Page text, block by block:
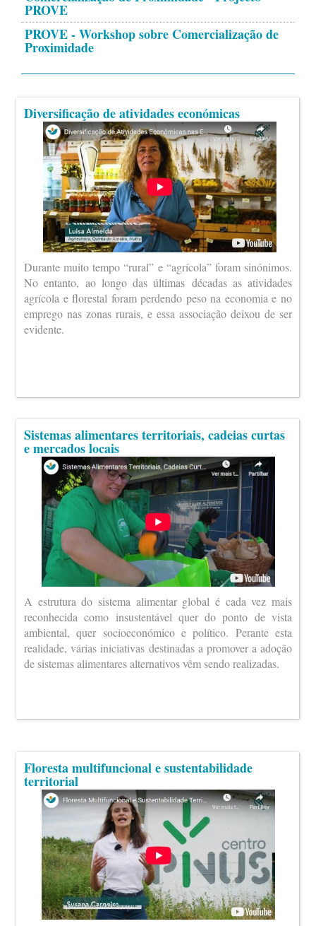
PROVE
PROVE - Workshop sobre Comercialização de
Proximidade
Diversificação de atividades económicas
Durante muito tempo “rural” e “agrícola” foram sinónimos.
No entanto, ao longo das últimas décadas as atividades
agrícola e florestal foram perdendo peso na economia e no
emprego nas zonas rurais, e essa associação deixou de ser
evidente.
Sistemas alimentares territoriais, cadeias curtas
e mercados locais
A estrutura do sistema alimentar global é cada vez mais
reconhecida como insustentável quer do ponto de vista
ambiental, quer socioeconómico e político. Perante esta
realidade, várias iniciativas destinadas a promover a adoção
de sistemas alimentares alternativos vêm sendo realizadas.
Floresta multifuncional e sustentabilidade
territorial